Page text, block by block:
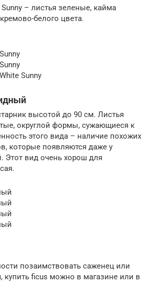
– листья зеленые, кайма
белого цвета.
Sunny
высотой до 90 см. Листья
округлой формы, сужающиеся к
этого вида – наличие похожих
которые появляются даже у
Этот вид очень хорош для
позаимствовать саженец или
купить ficus можно в магазине или в